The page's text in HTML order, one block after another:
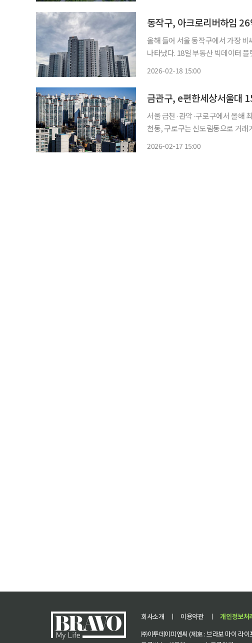
동작구, 아크로리버하임
올해 들어 서울 동작구에서 가장
나타났다. 18일 부동산 빅데이터 플랫폼 호갱노노에 따르면 아크로리버하임 전용면적 59㎡
2026-02-18 15:00
서울 금천·관악·구로구에서 올해
천동, 구로구는 신도림동으로 거래가 집중된 것으로
2026-02-17 15:00
회사소개 ㅣ 이용약관 ㅣ 개인정보처
㈜이투데이피엔씨 (제호 : 브라보 마이 라